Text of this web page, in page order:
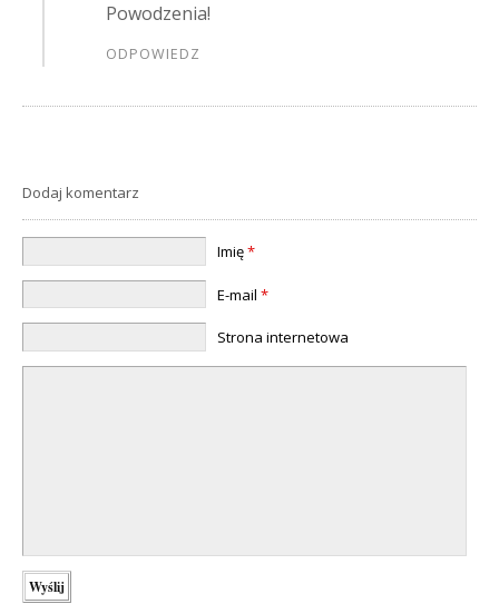
Powodzenia!
ODPOWIEDZ
Dodaj komentarz
Imię*
E-mail *
Strona internetowa